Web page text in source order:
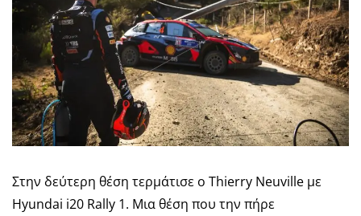
Στην δεύτερη θέση τερμάτισε ο Thierry Neuville με
Hyundai i20 Rally 1. Μια θέση που την πήρε